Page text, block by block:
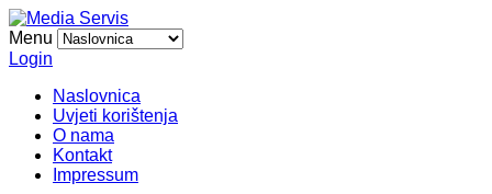
Menu
Login
Naslovnica
Uvjeti korištenja
O nama
Kontakt
Impressum